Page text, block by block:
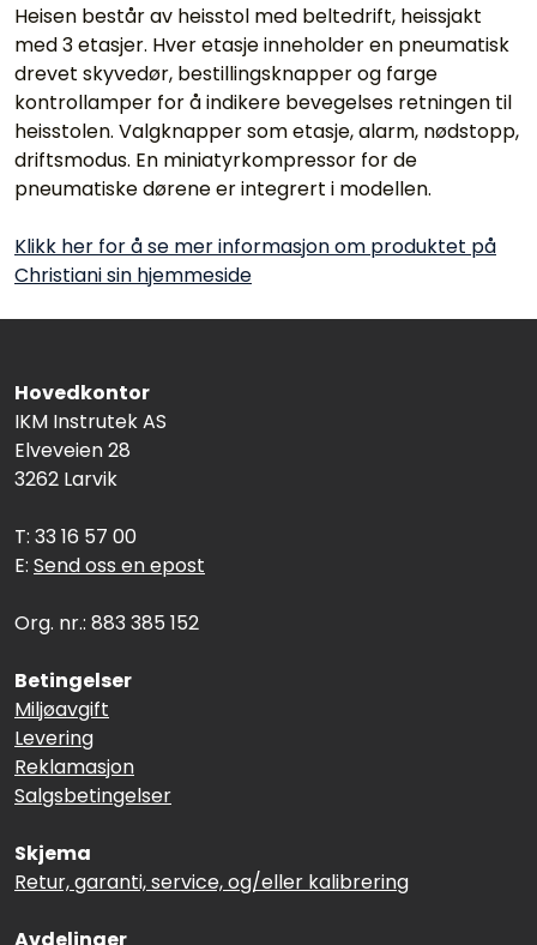
Heisen består av heisstol med beltedrift, heissjakt
med 3 etasjer. Hver etasje inneholder en pneumatisk
drevet skyvedør, bestillingsknapper og farge
kontrollamper for å indikere bevegelses retningen til
heisstolen. Valgknapper som etasje, alarm, nødstopp,
driftsmodus. En miniatyrkompressor for de
pneumatiske dørene er integrert i modellen.
Klikk her for å se mer informasjon om produktet på
Christiani sin hjemmeside
Hovedkontor
IKM Instrutek AS
Elveveien 28
3262 Larvik
T: 33 16 57 00
E: Send oss en epost
Org. nr.: 883 385 152
Betingelser
Miljøavgift
Levering
Reklamasjon
Salgsbetingelser
Skjema
Retur, garanti, service, og/eller kalibrering